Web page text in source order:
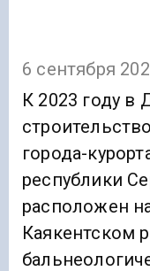
6 сентября
К 2023 году в
города-
республики
расположен
Каякентском